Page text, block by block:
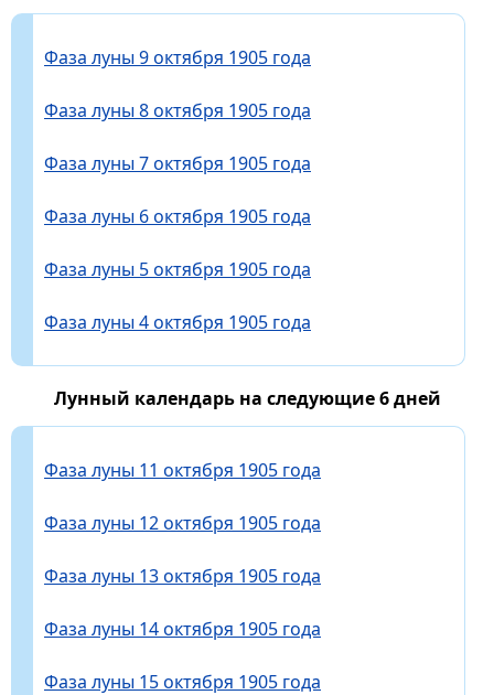
Фаза луны 9 октября 1905 года
Фаза луны 8 октября 1905 года
Фаза луны 7 октября 1905 года
Фаза луны 6 октября 1905 года
Фаза луны 5 октября 1905 года
Фаза луны 4 октября 1905 года
Лунный календарь на следующие 6 дней
Фаза луны 11 октября 1905 года
Фаза луны 12 октября 1905 года
Фаза луны 13 октября 1905 года
Фаза луны 14 октября 1905 года
Фаза луны 15 октября 1905 года